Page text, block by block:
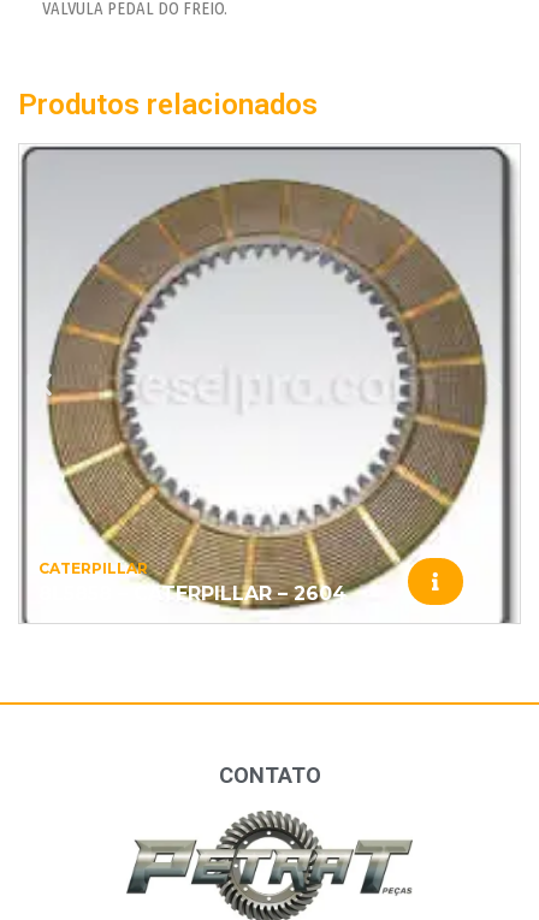
VALVULA PEDAL DO FREIO.
Produtos relacionados
CATERPILLAR
8L5858 – CATERPILLAR – 2604
CONTATO